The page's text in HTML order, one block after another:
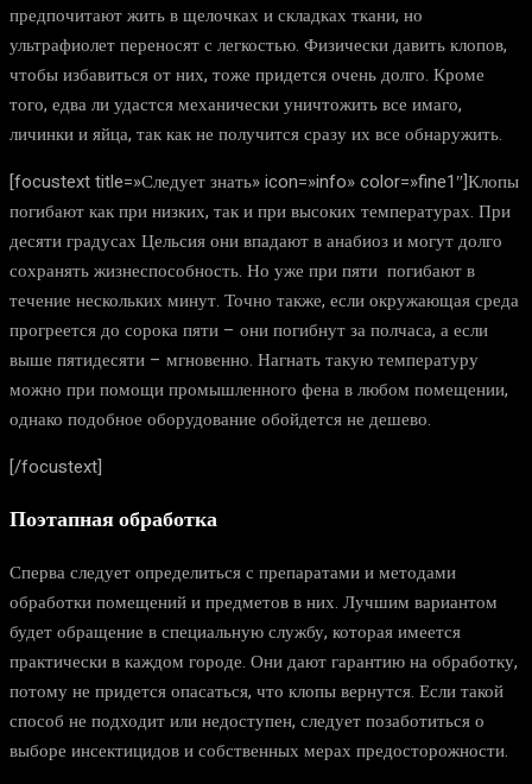
предпочитают жить в щелочках и складках ткани, но
ультрафиолет переносят с легкостью. Физически давить клопов,
чтобы избавиться от них, тоже придется очень долго. Кроме
того, едва ли удастся механически уничтожить все имаго,
личинки и яйца, так как не получится сразу их все обнаружить.
[focustext title=»Следует знать» icon=»info» color=»fine1″]Клопы
погибают как при низких, так и при высоких температурах. При
десяти градусах Цельсия они впадают в анабиоз и могут долго
сохранять жизнеспособность. Но уже при пяти погибают в
течение нескольких минут. Точно также, если окружающая среда
прогреется до сорока пяти – они погибнут за полчаса, а если
выше пятидесяти – мгновенно. Нагнать такую температуру
можно при помощи промышленного фена в любом помещении,
однако подобное оборудование обойдется не дешево.
[/focustext]
Поэтапная обработка
Сперва следует определиться с препаратами и методами
обработки помещений и предметов в них. Лучшим вариантом
будет обращение в специальную службу, которая имеется
практически в каждом городе. Они дают гарантию на обработку,
потому не придется опасаться, что клопы вернутся. Если такой
способ не подходит или недоступен, следует позаботиться о
выборе инсектицидов и собственных мерах предосторожности.